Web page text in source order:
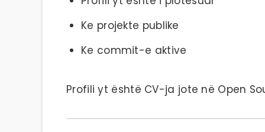
Ke projekte publike
Ke commit-e aktive
Profili yt është CV-ja jote në Open